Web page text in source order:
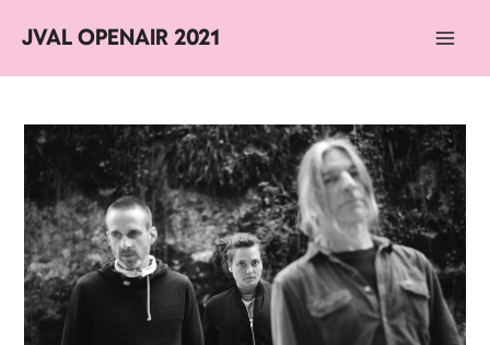
JVAL OPENAIR 2021